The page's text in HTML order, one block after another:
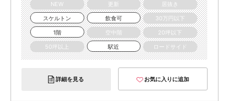
NEW
更新
居抜き
スケルトン
飲食可
30万円以下
1階
空中階
20坪以下
50坪以上
駅近 ロードサイド
詳細を見る お気に入りに追加